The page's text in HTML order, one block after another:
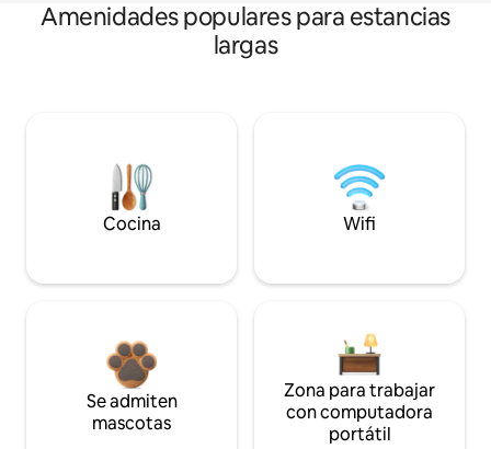
Amenidades populares para estancias
largas
Cocina Wifi
Se admiten
mascotas
Zona para trabajar
con computadora
portátil